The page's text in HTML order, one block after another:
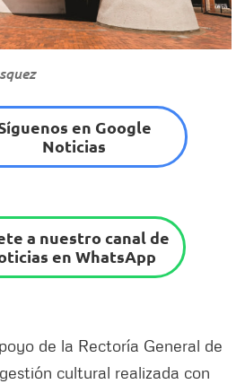
en Google
Noticias
a nuestro canal de
en WhatsApp
de la Rectoría General de
cultural realizada con